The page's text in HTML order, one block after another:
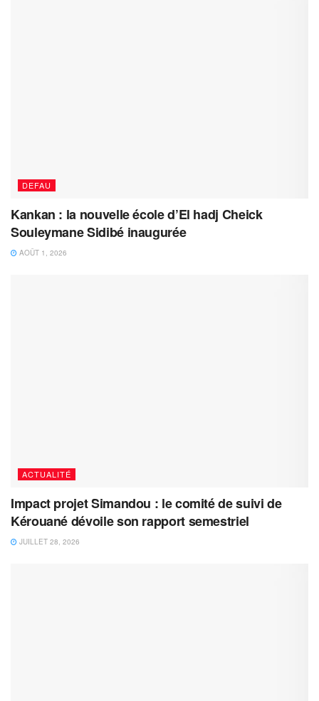
DEFAU
Kankan : la nouvelle école d’El hadj Cheick
Souleymane Sidibé inaugurée
AOÛT 1, 2026
ACTUALITÉ
Impact projet Simandou : le comité de suivi de
Kérouané dévoile son rapport semestriel
JUILLET 28, 2026